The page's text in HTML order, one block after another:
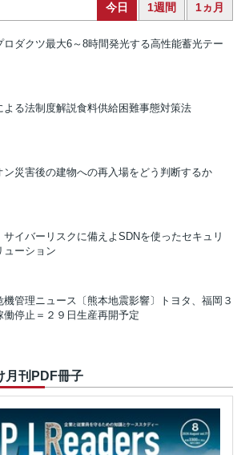
今日 1週間 1ヵ月
ロダクツ最大6～8時間発光する高性能蓄光テー
よる法制度解説食料供給困難事態対策法
ン災害後の建物への再入場をどう判断するか
サイバーリスクに備えよ SDNを使ったセキュリ
ューション
機管理ニュース 〔熊本地震影響〕トヨタ、福岡３
働停止＝２９日生産再開予定
月刊PDF冊子